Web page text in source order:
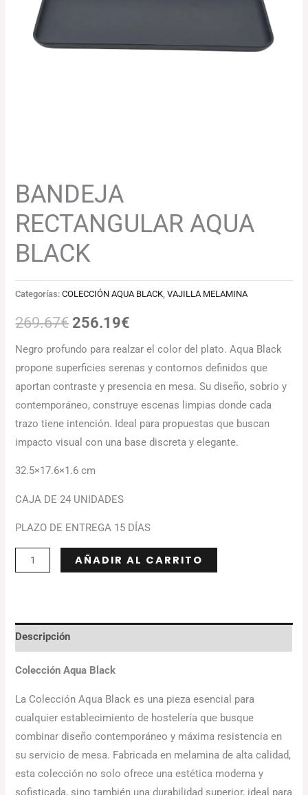
BANDEJA
RECTANGULAR AQUA
BLACK
Categorías:COLECCIÓN AQUA BLACK ,VAJILLA MELAMINA
269.67€ 256.19€
Negro profundo para realzar el color del plato. Aqua Black
propone superficies serenas y contornos definidos que
aportan contraste y presencia en mesa. Su diseño, sobrio y
contemporáneo, construye escenas limpias donde cada
trazo tiene intención. Ideal para propuestas que buscan
impacto visual con una base discreta y elegante.
32.5×17.6×1.6 cm
CAJA DE 24 UNIDADES
PLAZO DE ENTREGA 15 DÍAS
AÑADIR AL CARRITO
Descripción
Colección Aqua Black
La Colección Aqua Black es una pieza esencial para
cualquier establecimiento de hostelería que busque
combinar diseño contemporáneo y máxima resistencia en
su servicio de mesa. Fabricada en melamina de alta calidad,
esta colección no solo ofrece una estética moderna y
sofisticada, sino también una durabilidad superior, ideal para